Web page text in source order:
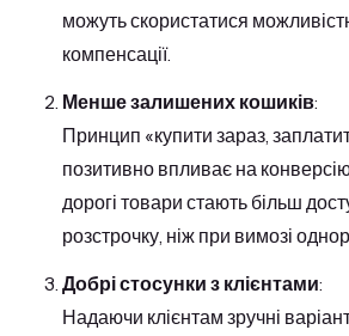
можуть скористатися
компенсації.
Менше залишених кошиків:
Принцип «купити зараз,
позитивно впливає на
дорогі товари стають більш
розстрочку, ніж при вимозі
Добрі стосунки з клієнтами:
Надаючи клієнтам зручні